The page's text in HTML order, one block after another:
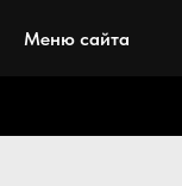
Меню сайта